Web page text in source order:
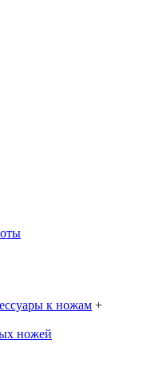
к ножам +
ножей